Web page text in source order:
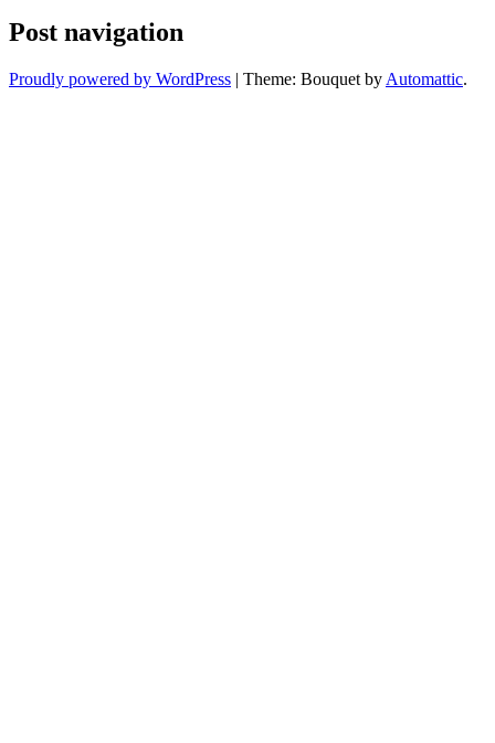
Post navigation
Proudly powered by WordPress | Theme: Bouquet by Automattic.